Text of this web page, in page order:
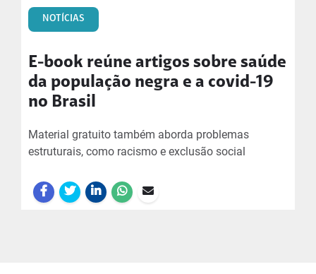
NOTÍCIAS
E-book reúne artigos sobre saúde
da população negra e a covid-19
no Brasil
Material gratuito também aborda problemas
estruturais, como racismo e exclusão social